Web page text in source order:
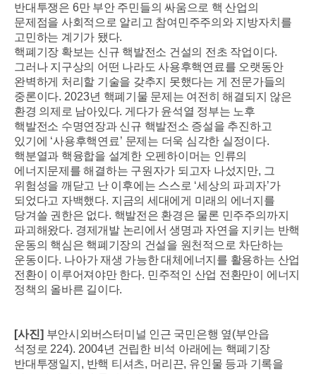
반대투쟁은 6만 부안 주민들의 싸움으로 핵 산업의
문제점을 사회적으로 알리고 참여민주주의와 지방자치를
고민하는 계기가 됐다.
핵폐기장 확보는 신규 핵발전소 건설의 전초 작업이다.
그러나 지구상의 어떤 나라도 사용후핵연료를 오랫동안
완벽하게 처리할 기술을 갖추지 못했다는 게 전문가들의
중론이다. 2023년 핵폐기물 문제는 여전히 해결되지 않은
환경 의제로 남아있다. 게다가 윤석열 정부는 노후
핵발전소 수명연장과 신규 핵발전소 증설을 추진하고
있기에 ‘사용후핵연료’ 문제는 더욱 심각한 실정이다.
핵분열과 핵융합을 설계한 오펜하이머는 인류의
에너지문제를 해결하는 구원자가 되고자 나섰지만, 그
위험성을 깨닫고 난 이후에는 스스로 ‘세상의 파괴자’가
되었다고 자백했다. 지금의 세대에게 미래의 에너지를
당겨쓸 권한은 없다. 핵발전은 환경은 물론 민주주의까지
파괴해왔다. 경제개발 논리에서 생명과 자연을 지키는 반핵
운동의 핵심은 핵폐기장의 건설을 원천적으로 차단하는
운동이다. 나아가 재생 가능한 대체에너지를 활용하는 산업
전환이 이루어져야만 한다. 민주적인 산업 전환만이 에너지
정책의 올바른 길이다.
[사진] 부안시외버스터미널 인근 국민은행 옆(부안읍
석정로 224). 2004년 건립한 비석 아래에는 핵폐기장
반대투쟁일지 , 반핵 티셔츠, 머리끈, 유인물 등과 기록을